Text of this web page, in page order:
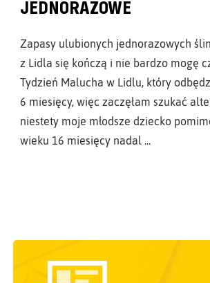
JEDNORAZOWE
Zapasy ulubionych jednorazowych
z Lidla się kończą i nie bardzo mogę
Tydzień Malucha w Lidlu, który
6 miesięcy, więc zaczęłam szukać
niestety moje młodsze dziecko
wieku 16 miesięcy nadal ...